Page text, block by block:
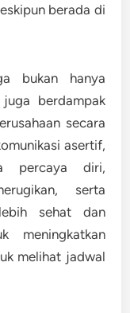
berada di
bukan hanya
berdampak
secara
asertif,
percaya diri,
serta
sehat dan
meningkatkan
melihat jadwal